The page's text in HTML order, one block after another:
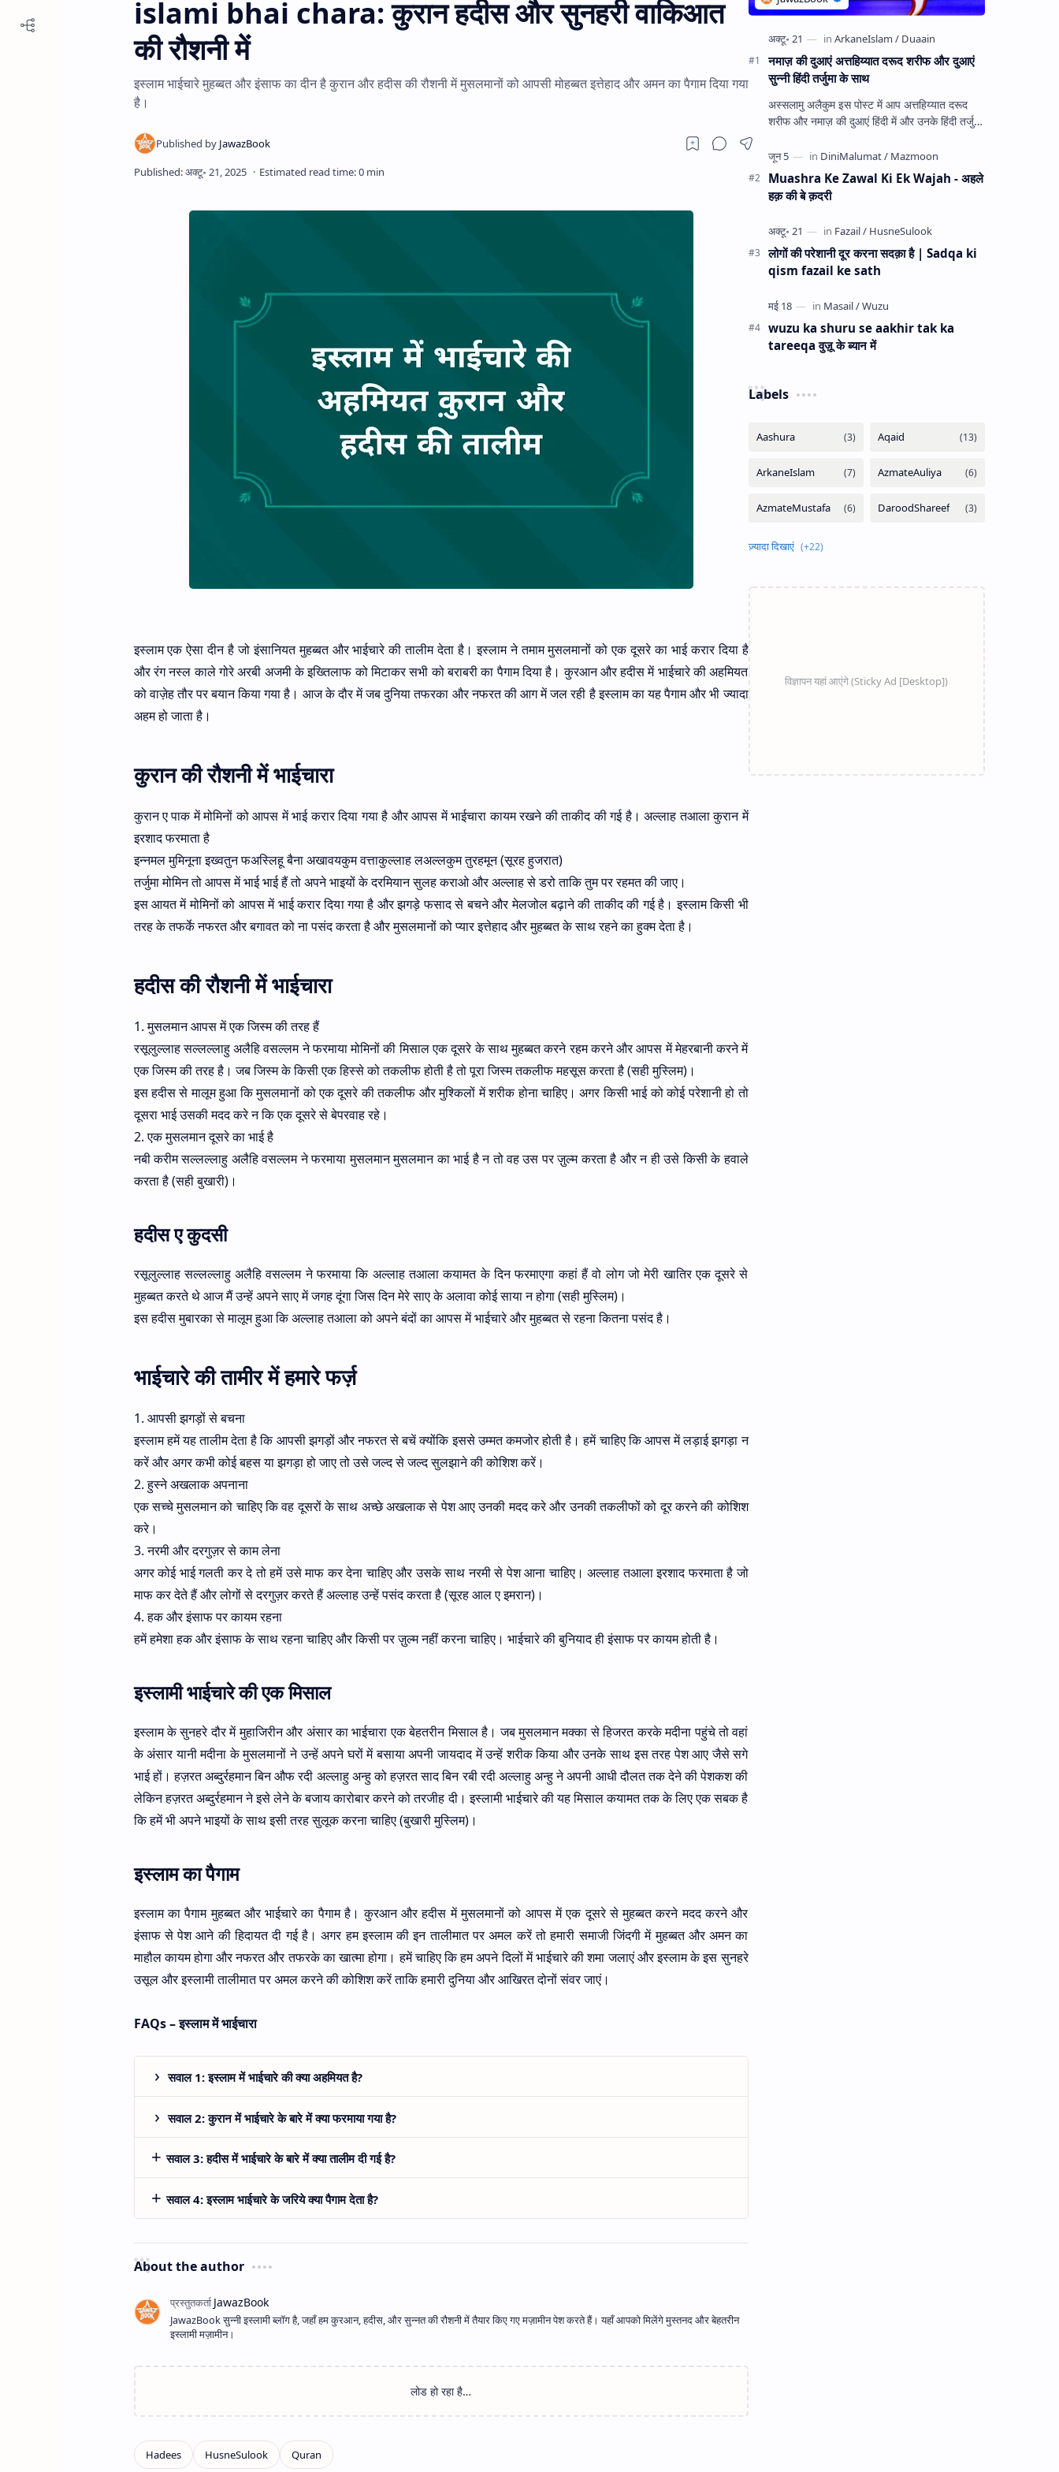
islami bhai chara: कुरान हदीस और सुनहरी वाकिआत
की रौशनी में
इस्लाम भाईचारे मुहब्बत और इंसाफ का दीन है कुरान और हदीस की रौशनी में मुसलमानों को आपसी मोहब्बत इत्तेहाद और अमन का पैगाम दिया गया
है।
इस्लाम एक ऐसा दीन है जो इंसानियत मुहब्बत और भाईचारे की तालीम देता है। इस्लाम ने तमाम मुसलमानों को एक दूसरे का भाई करार दिया है
और रंग नस्ल काले गोरे अरबी अजमी के इख्तिलाफ को मिटाकर सभी को बराबरी का पैगाम दिया है। कुरआन और हदीस में भाईचारे की अहमियत
को वाज़ेह तौर पर बयान किया गया है। आज के दौर में जब दुनिया तफरका और नफरत की आग में जल रही है इस्लाम का यह पैगाम और भी ज्यादा
अहम हो जाता है।
कुरान की रौशनी में भाईचारा
कुरान ए पाक में मोमिनों को आपस में भाई करार दिया गया है और आपस में भाईचारा कायम रखने की ताकीद की गई है। अल्लाह तआला कुरान में
इरशाद फरमाता है
इन्नमल मुमिनूना इख्वतुन फअस्लिहू बैना अखावयकुम वत्ताकुल्लाह लअल्लकुम तुरहमून (सूरह हुजरात)
तर्जुमा मोमिन तो आपस में भाई भाई हैं तो अपने भाइयों के दरमियान सुलह कराओ और अल्लाह से डरो ताकि तुम पर रहमत की जाए।
इस आयत में मोमिनों को आपस में भाई करार दिया गया है और झगड़े फसाद से बचने और मेलजोल बढ़ाने की ताकीद की गई है। इस्लाम किसी भी
तरह के तफर्के नफरत और बगावत को ना पसंद करता है और मुसलमानों को प्यार इत्तेहाद और मुहब्बत के साथ रहने का हुक्म देता है।
हदीस की रौशनी में भाईचारा
1. मुसलमान आपस में एक जिस्म की तरह हैं
रसूलुल्लाह सल्लल्लाहु अलैहि वसल्लम ने फरमाया मोमिनों की मिसाल एक दूसरे के साथ मुहब्बत करने रहम करने और आपस में मेहरबानी करने में
एक जिस्म की तरह है। जब जिस्म के किसी एक हिस्से को तकलीफ होती है तो पूरा जिस्म तकलीफ महसूस करता है (सही मुस्लिम)।
इस हदीस से मालूम हुआ कि मुसलमानों को एक दूसरे की तकलीफ और मुश्किलों में शरीक होना चाहिए। अगर किसी भाई को कोई परेशानी हो तो
दूसरा भाई उसकी मदद करे न कि एक दूसरे से बेपरवाह रहे।
2. एक मुसलमान दूसरे का भाई है
नबी करीम सल्लल्लाहु अलैहि वसल्लम ने फरमाया मुसलमान मुसलमान का भाई है न तो वह उस पर ज़ुल्म करता है और न ही उसे किसी के हवाले
करता है (सही बुखारी)।
हदीस ए कुदसी
रसूलुल्लाह सल्लल्लाहु अलैहि वसल्लम ने फरमाया कि अल्लाह तआला कयामत के दिन फरमाएगा कहां हैं वो लोग जो मेरी खातिर एक दूसरे से
मुहब्बत करते थे आज मैं उन्हें अपने साए में जगह दूंगा जिस दिन मेरे साए के अलावा कोई साया न होगा (सही मुस्लिम)।
इस हदीस मुबारका से मालूम हुआ कि अल्लाह तआला को अपने बंदों का आपस में भाईचारे और मुहब्बत से रहना कितना पसंद है।
भाईचारे की तामीर में हमारे फर्ज़
1. आपसी झगड़ों से बचना
इस्लाम हमें यह तालीम देता है कि आपसी झगड़ों और नफरत से बचें क्योंकि इससे उम्मत कमजोर होती है। हमें चाहिए कि आपस में लड़ाई झगड़ा न
करें और अगर कभी कोई बहस या झगड़ा हो जाए तो उसे जल्द से जल्द सुलझाने की कोशिश करें।
2. हुस्ने अखलाक अपनाना
एक सच्चे मुसलमान को चाहिए कि वह दूसरों के साथ अच्छे अखलाक से पेश आए उनकी मदद करे और उनकी तकलीफों को दूर करने की कोशिश
करे।
3. नरमी और दरगुज़र से काम लेना
अगर कोई भाई गलती कर दे तो हमें उसे माफ कर देना चाहिए और उसके साथ नरमी से पेश आना चाहिए। अल्लाह तआला इरशाद फरमाता है जो
माफ कर देते हैं और लोगों से दरगुज़र करते हैं अल्लाह उन्हें पसंद करता है (सूरह आल ए इमरान)।
4. हक और इंसाफ पर कायम रहना
हमें हमेशा हक और इंसाफ के साथ रहना चाहिए और किसी पर ज़ुल्म नहीं करना चाहिए। भाईचारे की बुनियाद ही इंसाफ पर कायम होती है।
इस्लामी भाईचारे की एक मिसाल
इस्लाम के सुनहरे दौर में मुहाजिरीन और अंसार का भाईचारा एक बेहतरीन मिसाल है। जब मुसलमान मक्का से हिजरत करके मदीना पहुंचे तो वहां
के अंसार यानी मदीना के मुसलमानों ने उन्हें अपने घरों में बसाया अपनी जायदाद में उन्हें शरीक किया और उनके साथ इस तरह पेश आए जैसे सगे
भाई हों। हज़रत अब्दुर्रहमान बिन औफ रदी अल्लाहु अन्हु को हज़रत साद बिन रबी रदी अल्लाहु अन्हु ने अपनी आधी दौलत तक देने की पेशकश की
लेकिन हज़रत अब्दुर्रहमान ने इसे लेने के बजाय कारोबार करने को तरजीह दी। इस्लामी भाईचारे की यह मिसाल कयामत तक के लिए एक सबक है
कि हमें भी अपने भाइयों के साथ इसी तरह सुलूक करना चाहिए (बुखारी मुस्लिम)।
इस्लाम का पैगाम
इस्लाम का पैगाम मुहब्बत और भाईचारे का पैगाम है। कुरआन और हदीस में मुसलमानों को आपस में एक दूसरे से मुहब्बत करने मदद करने और
इंसाफ से पेश आने की हिदायत दी गई है। अगर हम इस्लाम की इन तालीमात पर अमल करें तो हमारी समाजी जिंदगी में मुहब्बत और अमन का
माहौल कायम होगा और नफरत और तफरके का खात्मा होगा। हमें चाहिए कि हम अपने दिलों में भाईचारे की शमा जलाएं और इस्लाम के इस सुनहरे
उसूल और इस्लामी तालीमात पर अमल करने की कोशिश करें ताकि हमारी दुनिया और आखिरत दोनों संवर जाएं।
FAQs – इस्लाम में भाईचारा
सवाल 1: इस्लाम में भाईचारे की क्या अहमियत है?
सवाल 2: कुरान में भाईचारे के बारे में क्या फरमाया गया है?
सवाल 3: हदीस में भाईचारे के बारे में क्या तालीम दी गई है?
सवाल 4: इस्लाम भाईचारे के जरिये क्या पैगाम देता है?
About the author
JawazBook सुन्नी इस्लामी ब्लॉग है, जहाँ हम कुरआन, हदीस, और सुन्नत की रौशनी में तैयार किए गए मज़ामीन पेश करते हैं। यहाँ आपको मिलेंगे मुस्तनद और बेहतरीन
इस्लामी मज़ामीन।
नमाज़ की दुआएं अत्तहिय्यात दरूद शरीफ और दुआएं
सुन्नी हिंदी तर्जुमा के साथ
अस्सलामु अलैकुम इस पोस्ट में आप अत्तहिय्यात दरूद
शरीफ और नमाज़ की दुआएं हिंदी में और उनके हिंदी तर्जुमा
Muashra Ke Zawal Ki Ek Wajah - अहले
हक़ की बे क़दरी
लोगों की परेशानी दूर करना सदक़ा है | Sadqa ki
qism fazail ke sath
wuzu ka shuru se aakhir tak ka
tareeqa वुज़ू के ब्यान में
Labels